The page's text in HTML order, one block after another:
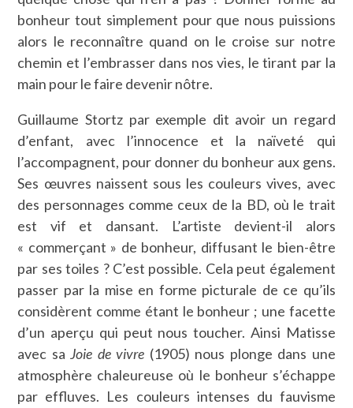
bonheur tout simplement pour que nous puissions
alors le reconnaître quand on le croise sur notre
chemin et l’embrasser dans nos vies, le tirant par la
main pour le faire devenir nôtre.
Guillaume Stortz par exemple dit avoir un regard
d’enfant, avec l’innocence et la naïveté qui
l’accompagnent, pour donner du bonheur aux gens.
Ses œuvres naissent sous les couleurs vives, avec
des personnages comme ceux de la BD, où le trait
est vif et dansant. L’artiste devient-il alors
« commerçant » de bonheur, diffusant le bien-être
par ses toiles ? C’est possible. Cela peut également
passer par la mise en forme picturale de ce qu’ils
considèrent comme étant le bonheur ; une facette
d’un aperçu qui peut nous toucher. Ainsi Matisse
avec saJoie de vivre (1905) nous plonge dans une
atmosphère chaleureuse où le bonheur s’échappe
par effluves. Les couleurs intenses du fauvisme